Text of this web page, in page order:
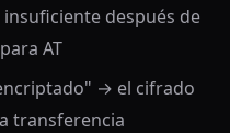
después de
AT
→ el cifrado
transferencia